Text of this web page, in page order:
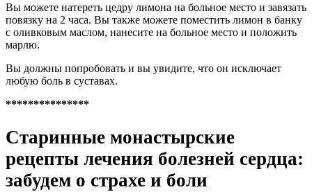
Вы можете натереть цедру лимона на больное место и завязать
повязку на 2 часа. Вы также можете поместить лимон в банку
с оливковым маслом, нанесите на больное место и положить
марлю.
Вы должны попробовать и вы увидите, что он исключает
любую боль в суставах.
***************
Старинные монастырские
рецепты лечения болезней сердца:
забудем о страхе и боли